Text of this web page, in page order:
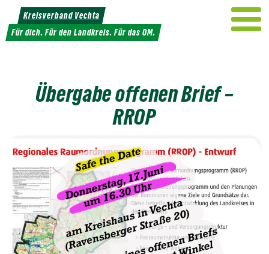
Weiter
zum
Inhalt
Kreisverband Vechta
Für dich. Für den Landkreis. Für das OM.
Übergabe offenen Brief –
RROP